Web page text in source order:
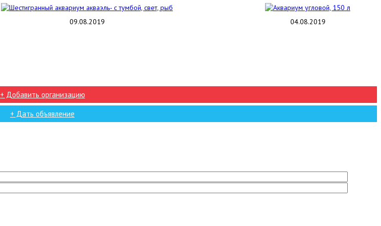
09.08.2019 04.08.2019
+ Добавить организацию
+ Дать объявление